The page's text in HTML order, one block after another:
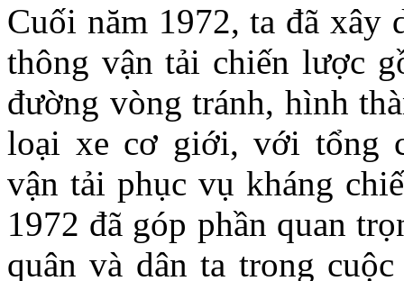
Cuối năm 1972, ta đã xây
thông vận tải chiến lược
đường vòng tránh, hình
loại xe cơ giới, với tổng
vận tải phục vụ kháng
1972 đã góp phần quan
quân và dân ta trong